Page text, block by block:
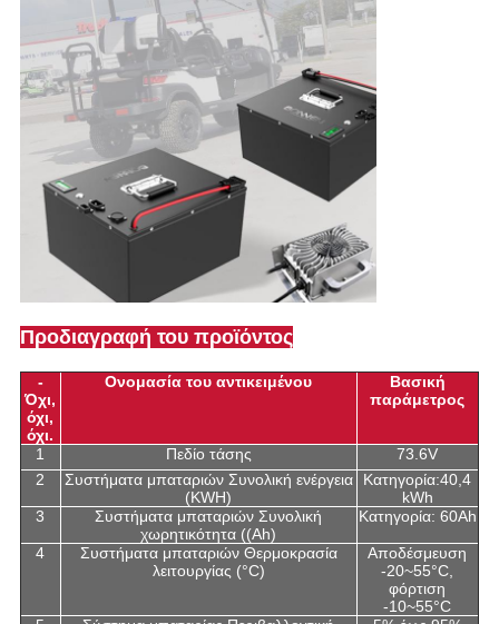
Προδιαγραφή του προϊόντος
-
Όχι,
όχι,
όχι.
Ονομασία του αντικειμένου
Βασική
παράμετρος
1 Πεδίο τάσης
73.6V
2
Συστήματα μπαταριών Συνολική ενέργεια
(KWH)
Κατηγορία:40,4
kWh
3
Συστήματα μπαταριών Συνολική
χωρητικότητα ((Ah)
Κατηγορία: 60Ah
4
Συστήματα μπαταριών Θερμοκρασία
λειτουργίας (°C)
Αποδέσμευση
-20~55°C,
φόρτιση
-10~55°C